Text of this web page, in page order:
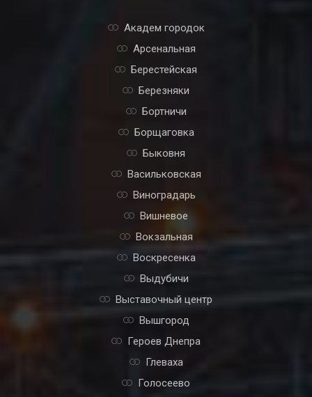
Академ городок
Арсенальная
Берестейская
Березняки
Бортничи
Борщаговка
Быковня
Васильковская
Виноградарь
Вишневое
Вокзальная
Воскресенка
Выдубичи
Выставочный центр
Вышгород
Героев Днепра
Глеваха
Голосеево